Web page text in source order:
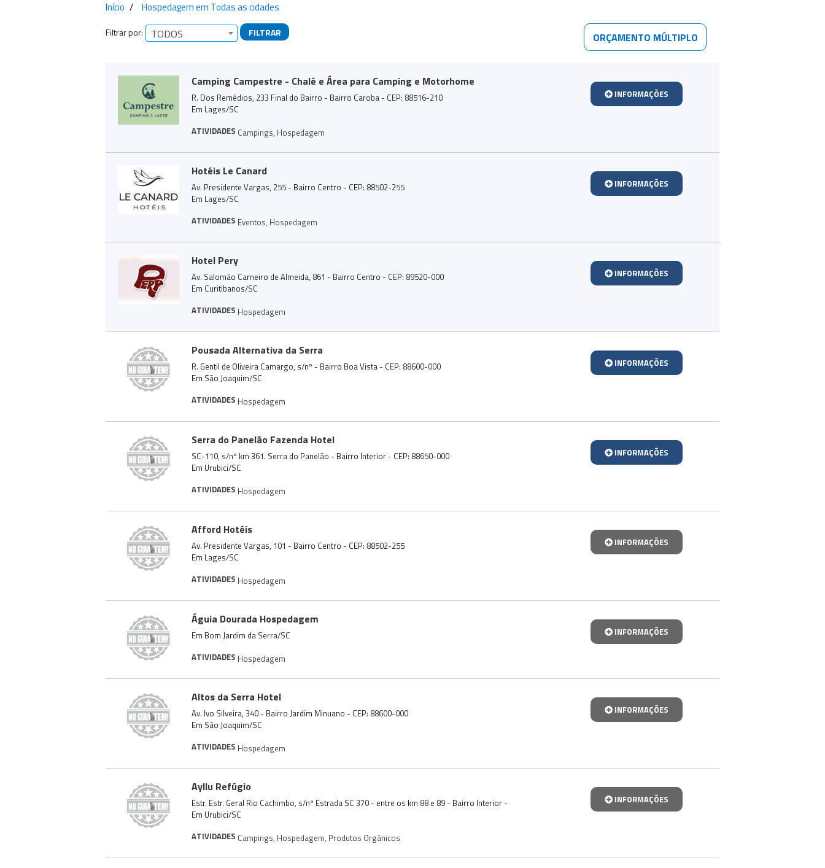
Início Hospedagem em Todas as cidades
Filtrar por: TODOS FILTRAR ORÇAMENTO MÚLTIPLO
Camping Campestre - Chalé e Área para Camping e Motorhome
R. Dos Remédios, 233 Final do Bairro - Bairro Caroba - CEP: 88516-210
Em Lages/SC
ATIVIDADES Campings, Hospedagem
INFORMAÇÕES
Hotéis Le Canard
Av. Presidente Vargas, 255 - Bairro Centro - CEP: 88502-255
Em Lages/SC
ATIVIDADES Eventos, Hospedagem
INFORMAÇÕES
Hotel Pery
Av. Salomão Carneiro de Almeida, 861 - Bairro Centro - CEP: 89520-000
Em Curitibanos/SC
ATIVIDADES Hospedagem
INFORMAÇÕES
Pousada Alternativa da Serra
R. Gentil de Oliveira Camargo, s/nº - Bairro Boa Vista - CEP: 88600-000
Em São Joaquim/SC
ATIVIDADES Hospedagem
INFORMAÇÕES
Serra do Panelão Fazenda Hotel
SC-110, s/nº km 361. Serra do Panelão - Bairro Interior - CEP: 88650-000
Em Urubici/SC
ATIVIDADES Hospedagem
INFORMAÇÕES
Afford Hotéis
Av. Presidente Vargas, 101 - Bairro Centro - CEP: 88502-255
Em Lages/SC
ATIVIDADES Hospedagem
INFORMAÇÕES
Águia Dourada Hospedagem
Em Bom Jardim da Serra/SC
ATIVIDADES Hospedagem
INFORMAÇÕES
Altos da Serra Hotel
Av. Ivo Silveira, 340 - Bairro Jardim Minuano - CEP: 88600-000
Em São Joaquim/SC
ATIVIDADES Hospedagem
INFORMAÇÕES
Ayllu Refúgio
Estr. Estr. Geral Rio Cachimbo, s/nº Estrada SC 370 - entre os km 88 e 89 - Bairro Interior -
Em Urubici/SC
ATIVIDADES Campings, Hospedagem, Produtos Orgânicos
INFORMAÇÕES